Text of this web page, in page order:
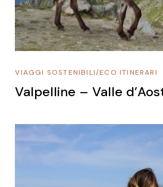
ECO ITINERARI
/
VIAGGI SOSTENIBILI
Valpelline – Valle